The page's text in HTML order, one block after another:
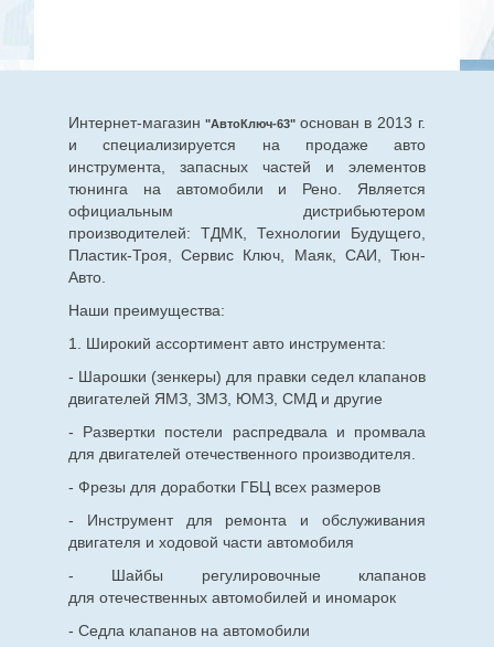
Интернет-магазин "АвтоКлюч-63" основан в 2013 г.
и специализируется на продаже авто
инструмента, запасных частей и элементов
тюнинга на автомобили и Рено. Является
официальным дистрибьютером
производителей: ТДМК, Технологии Будущего,
Пластик-Троя, Сервис Ключ, Маяк, САИ, Тюн-
Авто.
Наши преимущества:
1. Широкий ассортимент авто инструмента:
- Шарошки (зенкеры) для правки седел клапанов
двигателей ЯМЗ, ЗМЗ, ЮМЗ, СМД и другие
- Развертки постели распредвала и промвала
для двигателей отечественного производителя.
- Фрезы для доработки ГБЦ всех размеров
- Инструмент для ремонта и обслуживания
двигателя и ходовой части автомобиля
- Шайбы регулировочные клапанов
для отечественныхавтомобилей и иномарок
- Седла клапанов на автомобили